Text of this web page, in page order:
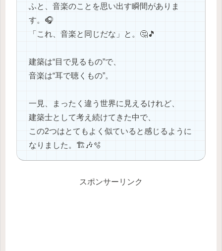
ふと、音楽のことを思い出す瞬間がありま
す。🎧
「これ、音楽と同じだな」と。🤔🎵
建築は“目で見るもの”で、
音楽は“耳で聴くもの”。
一見、まったく違う世界に見えるけれど、
建築士として考え続けてきた中で、
この2つはとてもよく似ていると感じるように
なりました。🏗🎶🫧
スポンサーリンク